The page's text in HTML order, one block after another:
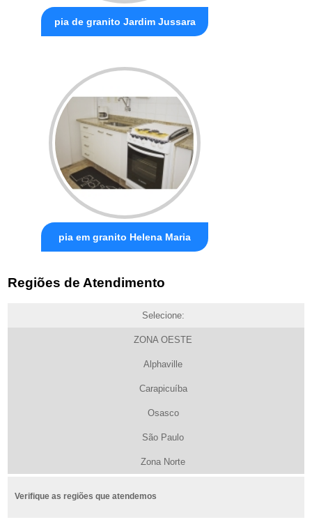
pia de granito Jardim Jussara
pia em granito Helena Maria
Regiões de Atendimento
Selecione:
ZONA OESTE
Alphaville
Carapicuíba
Osasco
São Paulo
Zona Norte
Verifique as regiões que atendemos